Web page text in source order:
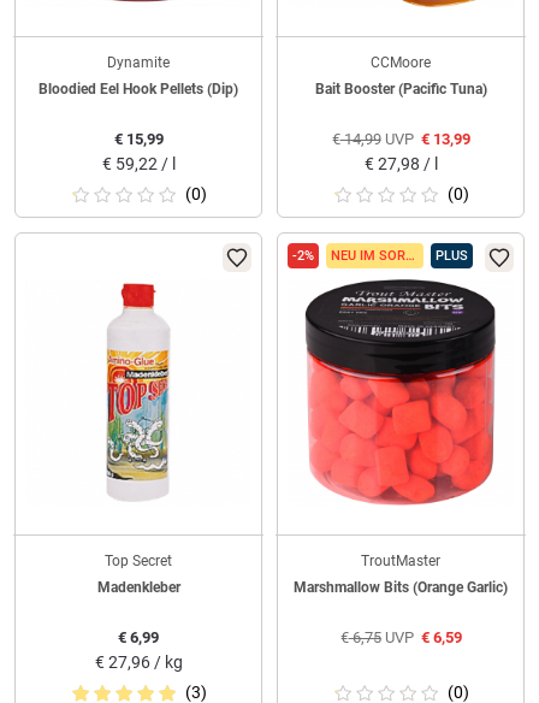
Dynamite
Bloodied Eel Hook Pellets (Dip)
€15,99
€ 59,22 / l
(0)
CCMoore
Bait Booster (Pacific Tuna)
€14,99UVP €13,99
€ 27,98 / l
(0)
Top Secret
Madenkleber
€ 6,99
€ 27,96 / kg
(3)
-2% NEU IM SORTIMENT PLUS
TroutMaster
Marshmallow Bits (Orange Garlic)
€6,75UVP €6,59
(0)